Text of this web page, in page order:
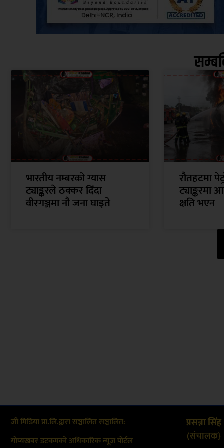
भारतीय नम्बरको ग्यास
ट्याङ्करले ठक्कर दिँदा
वीरगञ्जमा नौ जना घाइते
रौतहटमा
ट्याङ्करमा
क्षति भएन
जी मिडिया प्रा.लि.द्वारा सञ्चालित सञ्चालित:
गोप्यखबर डटकमको अधिकारिक न्यूज पोर्टल
प्रसन्ना सिंह
(संचालक}